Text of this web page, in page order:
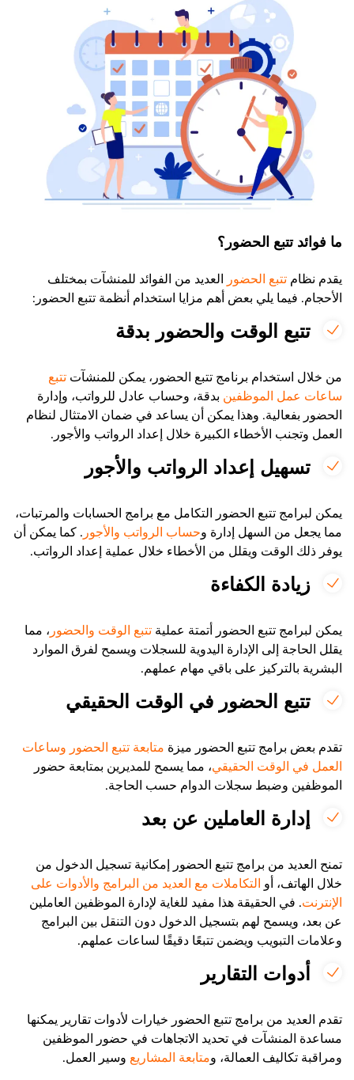
ما فوائد تتبع الحضور؟
يقدم نظام تتبع الحضور العديد من الفوائد للمنشآت بمختلف
الأحجام. فيما يلي بعض أهم مزايا استخدام أنظمة تتبع الحضور:
تتبع الوقت والحضور بدقة
من خلال استخدام برنامج تتبع الحضور، يمكن للمنشآت تتبع
ساعات عمل الموظفين بدقة، وحساب عادل للرواتب، وإدارة
الحضور بفعالية. وهذا يمكن أن يساعد في ضمان الامتثال لنظام
العمل وتجنب الأخطاء الكبيرة خلال إعداد الرواتب والأجور.
تسهيل إعداد الرواتب والأجور
يمكن لبرامج تتبع الحضور التكامل مع برامج الحسابات والمرتبات،
مما يجعل من السهل إدارة وحساب الرواتب والأجور . كما يمكن أن
يوفر ذلك الوقت ويقلل من الأخطاء خلال عملية إعداد الرواتب.
زيادة الكفاءة
يمكن لبرامج تتبع الحضور أتمتة عملية تتبع الوقت والحضور ، مما
يقلل الحاجة إلى الإدارة اليدوية للسجلات ويسمح لفرق الموارد
البشرية بالتركيز على باقي مهام عملهم.
تتبع الحضور في الوقت الحقيقي
تقدم بعض برامج تتبع الحضور ميزة متابعة تتبع الحضور وساعات
العمل في الوقت الحقيقي، مما يسمح للمديرين بمتابعة حضور
الموظفين وضبط سجلات الدوام حسب الحاجة.
إدارة العاملين عن بعد
تمنح العديد من برامج تتبع الحضور إمكانية تسجيل الدخول من
خلال الهاتف، أو التكاملات مع العديد من البرامج والأدوات على
الإنترنت. في الحقيقة هذا مفيد للغاية لإدارة الموظفين العاملين
عن بعد، ويسمح لهم بتسجيل الدخول دون التنقل بين البرامج
وعلامات التبويب ويضمن تتبعًا دقيقًا لساعات عملهم.
أدوات التقارير
تقدم العديد من برامج تتبع الحضور خيارات لأدوات تقارير يمكنها
مساعدة المنشآت في تحديد الاتجاهات في حضور الموظفين
ومراقبة تكاليف العمالة، ومتابعة المشاريع وسير العمل.